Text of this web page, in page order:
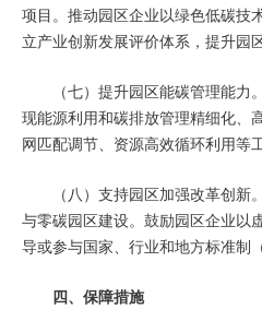
项目。推动园区企业以绿色低碳技
立产业创新发展评价体系，提升园
（七）提升园区能碳管理能
现能源利用和碳排放管理精细化、
网匹配调节、资源高效循环利用等
（八）支持园区加强改革创
与零碳园区建设。鼓励园区企业以
导或参与国家、行业和地方标准制
四、保障措施